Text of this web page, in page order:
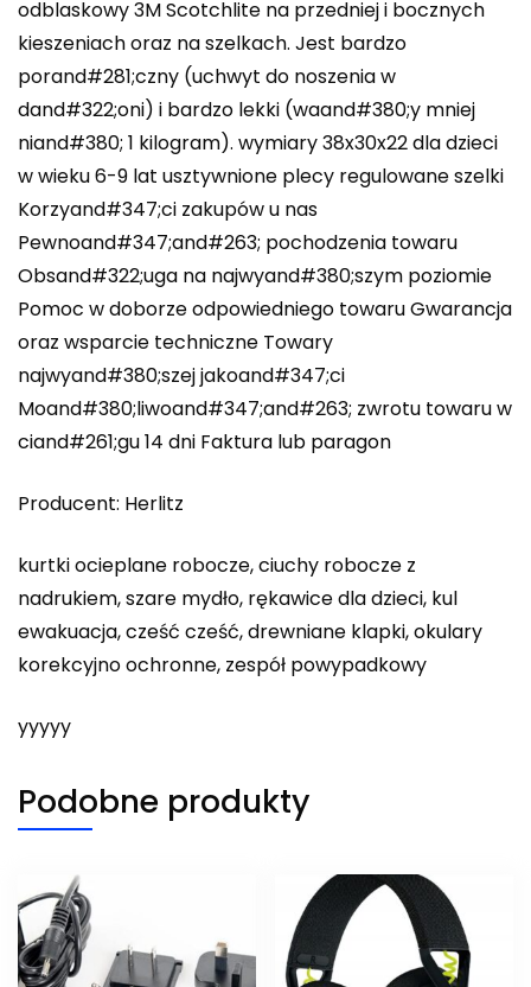
odblaskowy 3M Scotchlite na przedniej i bocznych
kieszeniach oraz na szelkach. Jest bardzo
porand#281;czny (uchwyt do noszenia w
dand#322;oni) i bardzo lekki (waand#380;y mniej
niand#380; 1 kilogram). wymiary 38x30x22 dla dzieci
w wieku 6-9 lat usztywnione plecy regulowane szelki
Korzyand#347;ci zakupów u nas
Pewnoand#347;and#263; pochodzenia towaru
Obsand#322;uga na najwyand#380;szym poziomie
Pomoc w doborze odpowiedniego towaru Gwarancja
oraz wsparcie techniczne Towary
najwyand#380;szej jakoand#347;ci
Moand#380;liwoand#347;and#263; zwrotu towaru w
ciand#261;gu 14 dni Faktura lub paragon
Producent: Herlitz
kurtki ocieplane robocze, ciuchy robocze z
nadrukiem, szare mydło, rękawice dla dzieci, kul
ewakuacja, cześć cześć, drewniane klapki, okulary
korekcyjno ochronne, zespół powypadkowy
yyyyy
Podobne produkty